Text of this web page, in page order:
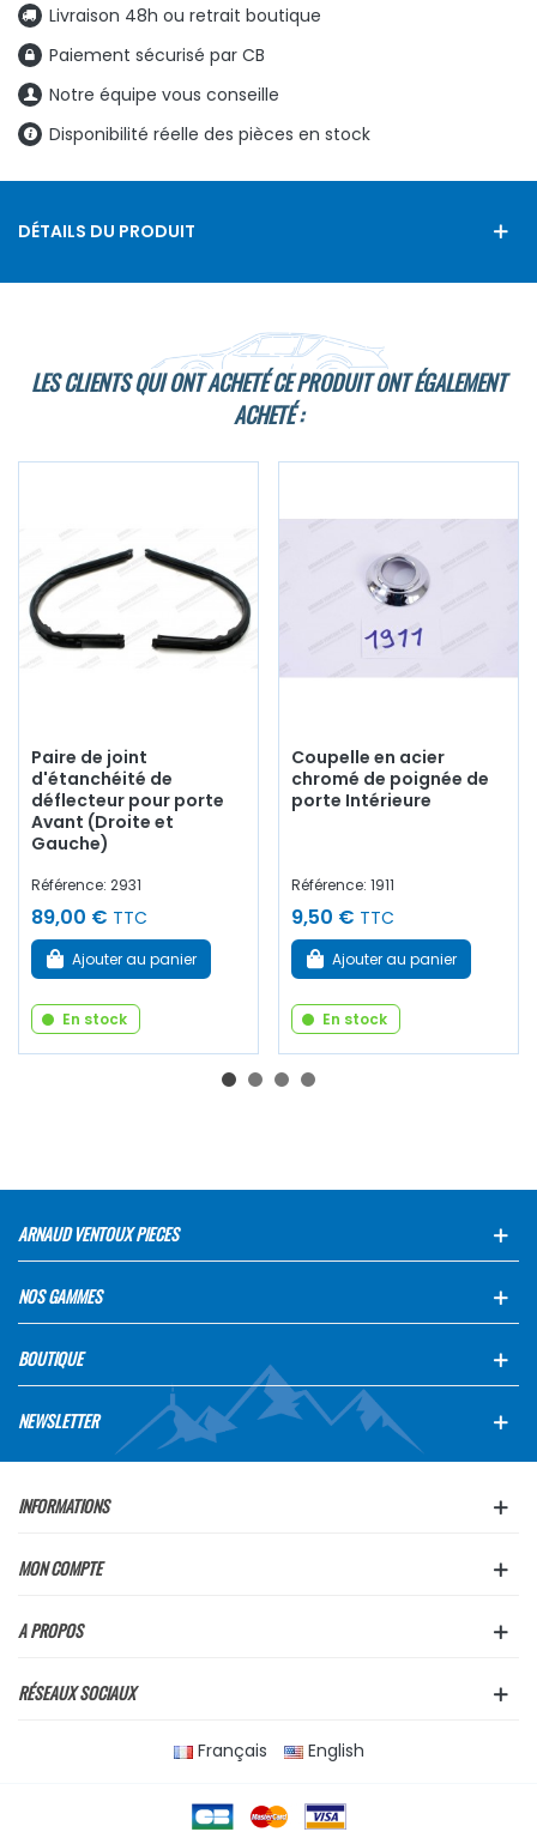
Livraison 48h ou retrait boutique
Paiement sécurisé par CB
Notre équipe vous conseille
Disponibilité réelle des pièces en stock
DÉTAILS DU PRODUIT
LES CLIENTS QUI ONT ACHETÉ CE PRODUIT ONT ÉGALEMENT
ACHETÉ :
Paire de joint
d'étanchéité de
déflecteur pour porte
Avant (Droite et
Gauche)
Référence: 2931
89,00 € TTC
Ajouter au panier
En stock
Coupelle en acier
chromé de poignée de
porte Intérieure
Référence: 1911
9,50 € TTC
Ajouter au panier
En stock
ARNAUD VENTOUX PIECES
NOS GAMMES
BOUTIQUE
NEWSLETTER
INFORMATIONS
MON COMPTE
A PROPOS
RÉSEAUX SOCIAUX
Français English